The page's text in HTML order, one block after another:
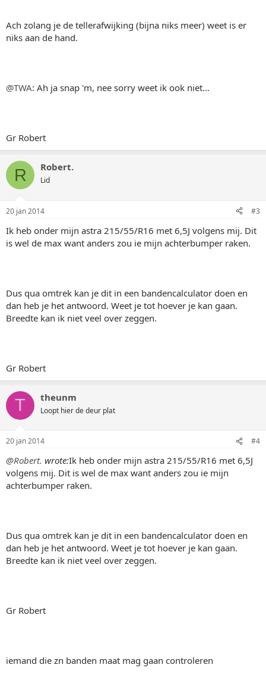
Ach zolang je de tellerafwijking (bijna niks meer) weet is er
niks aan de hand.
@TWA: Ah ja snap 'm, nee sorry weet ik ook niet...
Gr Robert
R Robert.
Lid
20 jan 2014 #3
Ik heb onder mijn astra 215/55/R16 met 6,5J volgens mij. Dit
is wel de max want anders zou ie mijn achterbumper raken.
Dus qua omtrek kan je dit in een bandencalculator doen en
dan heb je het antwoord. Weet je tot hoever je kan gaan.
Breedte kan ik niet veel over zeggen.
Gr Robert
T theunm
Loopt hier de deur plat
20 jan 2014 #4
@Robert. wrote:Ik heb onder mijn astra 215/55/R16 met 6,5J
volgens mij. Dit is wel de max want anders zou ie mijn
achterbumper raken.
Dus qua omtrek kan je dit in een bandencalculator doen en
dan heb je het antwoord. Weet je tot hoever je kan gaan.
Breedte kan ik niet veel over zeggen.
Gr Robert
iemand die zn banden maat mag gaan controleren